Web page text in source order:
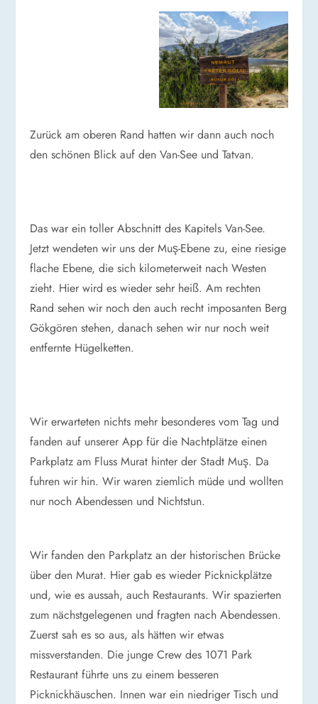
Zurück am oberen Rand hatten wir dann auch noch
den schönen Blick auf den Van-See und Tatvan.
Das war ein toller Abschnitt des Kapitels Van-See.
Jetzt wendeten wir uns der Muş-Ebene zu, eine riesige
flache Ebene, die sich kilometerweit nach Westen
zieht. Hier wird es wieder sehr heiß. Am rechten
Rand sehen wir noch den auch recht imposanten Berg
Gökgören stehen, danach sehen wir nur noch weit
entfernte Hügelketten.
Wir erwarteten nichts mehr besonderes vom Tag und
fanden auf unserer App für die Nachtplätze einen
Parkplatz am Fluss Murat hinter der Stadt Muş. Da
fuhren wir hin. Wir waren ziemlich müde und wollten
nur noch Abendessen und Nichtstun.
Wir fanden den Parkplatz an der historischen Brücke
über den Murat. Hier gab es wieder Picknickplätze
und, wie es aussah, auch Restaurants. Wir spazierten
zum nächstgelegenen und fragten nach Abendessen.
Zuerst sah es so aus, als hätten wir etwas
missverstanden. Die junge Crew des 1071 Park
Restaurant führte uns zu einem besseren
Picknickhäuschen. Innen war ein niedriger Tisch und